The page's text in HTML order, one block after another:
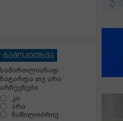
გამოკითხვა
სამართლიანად
ჩატარდა თუ არა
არჩევნები
კი
არა
ნაწილობრივ